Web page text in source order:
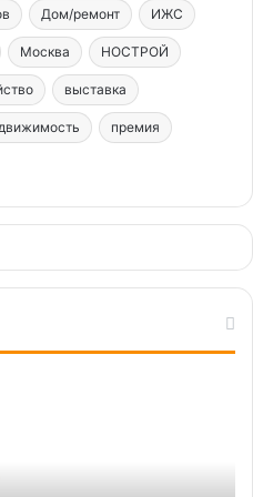
Дом/ремонт ИЖС
Москва НОСТРОЙ
выставка
премия